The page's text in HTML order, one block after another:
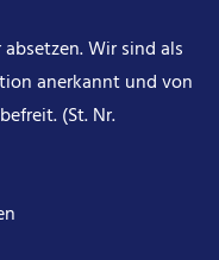
Wir sind als
anerkannt und von
(St. Nr.